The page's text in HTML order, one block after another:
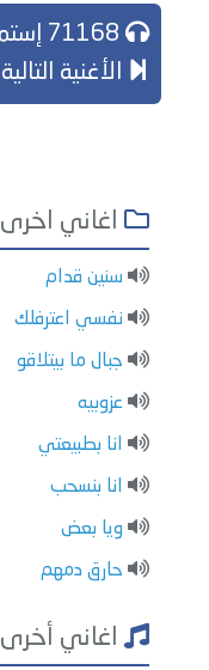
الأغنية
اغاني
سنين قدام
نفسي اعترفلك
جبال ما بيتلاقو
عزوبيه
انا بطبيعتي
انا بنسحب
ويا بعض
حارق دمهم
اغاني